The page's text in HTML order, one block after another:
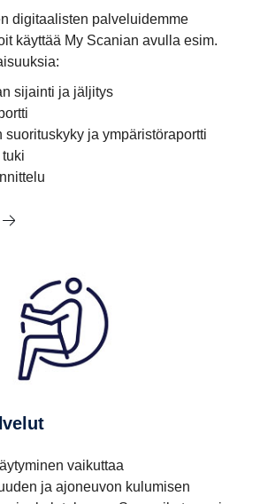
digitaalisten palveluidemme
käyttää My Scanian avulla esim.
sijainti ja jäljitys
suorituskyky ja ympäristöraportti
vaikuttaa
ja ajoneuvon kulumisen